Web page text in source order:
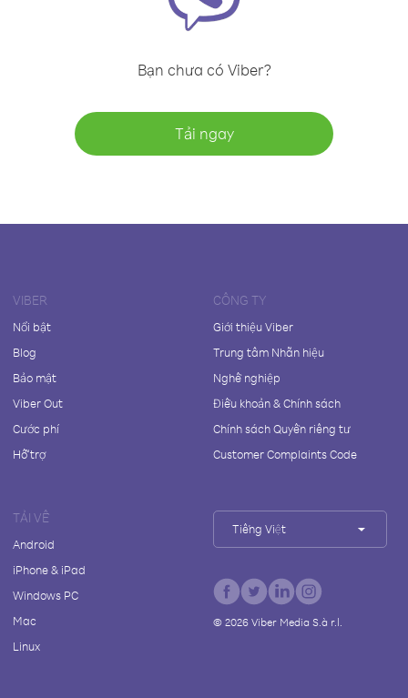
Bạn chưa có Viber?
Tải ngay
VIBER
Nổi bật
Blog
Bảo mật
Viber Out
Cước phí
Hỗ trợ
CÔNG TY
Giới thiệu Viber
Trung tâm Nhãn hiệu
Nghề nghiệp
Điều khoản & Chính sách
Chính sách Quyền riêng tư
Customer Complaints Code
TẢI VỀ
Android
iPhone & iPad
Windows PC
Mac
Linux
Tiếng Việt
© 2026Viber Media S.à r.l.